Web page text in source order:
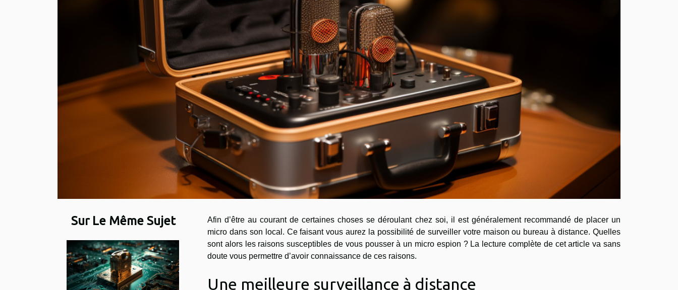
Sur Le Même Sujet
Afin d’être au courant de certaines choses se déroulant chez soi, il est généralement recommandé de placer un
micro dans son local. Ce faisant vous aurez la possibilité de surveiller votre maison ou bureau à distance. Quelles
sont alors les raisons susceptibles de vous pousser à un micro espion ? La lecture complète de cet article va sans
doute vous permettre d’avoir connaissance de ces raisons.
Une meilleure surveillance à distance